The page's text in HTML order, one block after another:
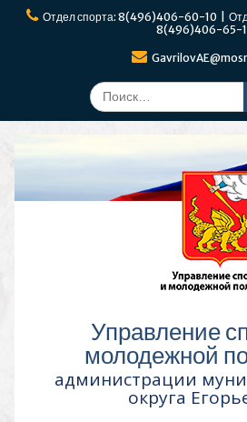
ПерейтиОтдел спорта: 8(496)406-60-10 |
8(496)406-65-
Поиск
по:
Управление
молодежной
администрации
округа